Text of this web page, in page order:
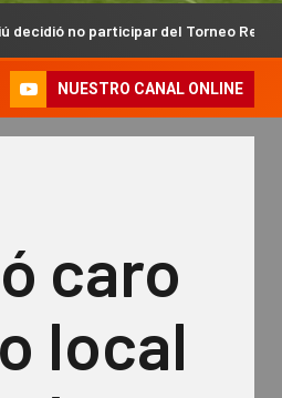
Torneo Regional Ante
NUESTRO CANAL ONLINE
caro
local